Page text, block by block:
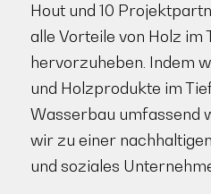
Hout und 10
alle Vorteile von Holz im
hervorzuheben. Indem
und Holzprodukte im
Wasserbau umfassend
wir zu einer
und soziales